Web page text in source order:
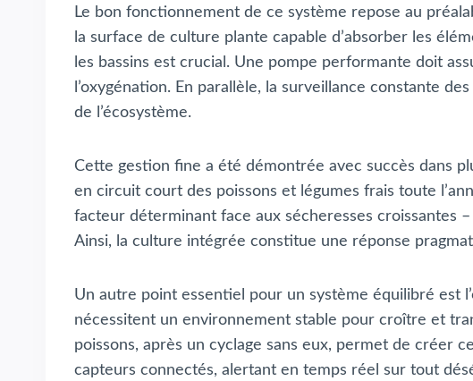
Le bon fonctionnement de ce système repose au
la surface de culture plante capable d’absorber les
les bassins est crucial. Une pompe performante doit
l’oxygénation. En parallèle, la surveillance constante
de l’écosystème.
Cette gestion fine a été démontrée avec succès dans
en circuit court des poissons et légumes frais toute
facteur déterminant face aux sécheresses croissantes
Ainsi, la culture intégrée constitue une réponse
Un autre point essentiel pour un système équilibré est
nécessitent un environnement stable pour croître et
poissons, après un cyclage sans eux, permet de créer
capteurs connectés, alertant en temps réel sur tout